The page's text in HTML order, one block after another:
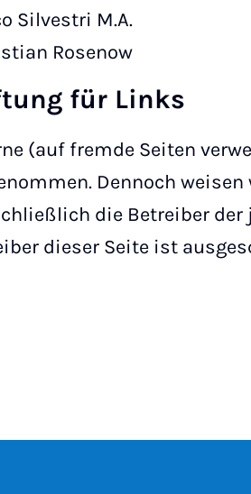
Silvestri M.A.
Rosenow
für Links
(auf fremde Seiten
Dennoch
die Betreiber der
dieser Seite ist